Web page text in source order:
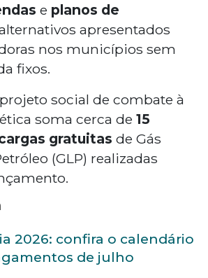
e planos de
apresentados
nos municípios sem
fixos.
social de combate à
soma cerca de 15
gratuitas de Gás
(GLP) realizadas
2026: confira o calendário
de julho